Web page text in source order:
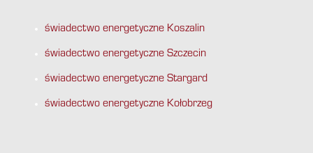
świadectwo energetyczne Koszalin
świadectwo energetyczne Szczecin
świadectwo energetyczne Stargard
świadectwo energetyczne Kołobrzeg